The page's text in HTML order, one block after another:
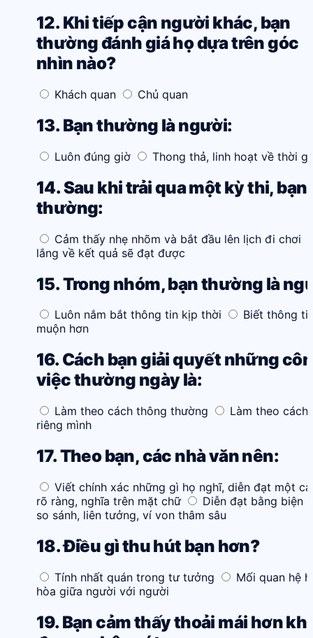
12. Khi tiếp cận người khác, bạn
thường đánh giá họ dựa trên góc
nhìn nào?
Khách quan Chủ quan
13. Bạn thường là người:
Luôn đúng giờ Thong thả, linh hoạt về thời
14. Sau khi trải qua một kỳ thi, bạn
thường:
Cảm thấy nhẹ nhõm và bắt đầu lên lịch đi chơi
lắng về kết quả sẽ đạt được
15. Trong nhóm, bạn thường là
Luôn nắm bắt thông tin kịp thời
Biết thông
muộn hơn
16. Cách bạn giải quyết những
việc thường ngày là:
Làm theo cách thông thường
Làm theo cách
riêng mình
17. Theo bạn, các nhà văn nên:
Viết chính xác những gì họ nghĩ, diễn đạt một
rõ ràng, nghĩa trên mặt chữ
Diễn đạt bằng biện
so sánh, liên tưởng, ví von thâm sâu
18. Điều gì thu hút bạn hơn?
Tính nhất quán trong tư tưởng
Mối quan hệ
hòa giữa người với người
19. Bạn cảm thấy thoải mái hơn khi